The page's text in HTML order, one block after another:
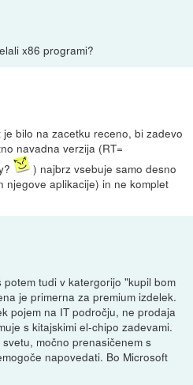
x86 programi?
bilo na zacetku receno, bi zadevo
navadna verzija (RT=
) najbrz vsebuje samo desno
njegove aplikacije) in ne komplet
tudi v katergorijo "kupil bom
je primerna za premium izdelek.
pojem na IT področju, ne prodaja
s kitajskimi el-chipo zadevami.
močno prenasičenem s
napovedati. Bo Microsoft